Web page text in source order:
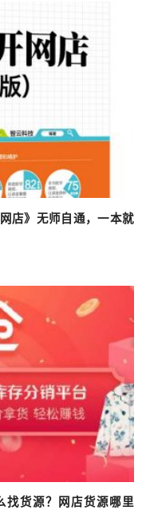
店》无师自通，一本就
找货源？网店货源哪里